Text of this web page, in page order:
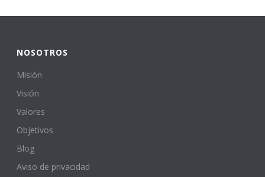
NOSOTROS
Misión
Visión
Valores
Objetivos
Blog
Aviso de privacidad